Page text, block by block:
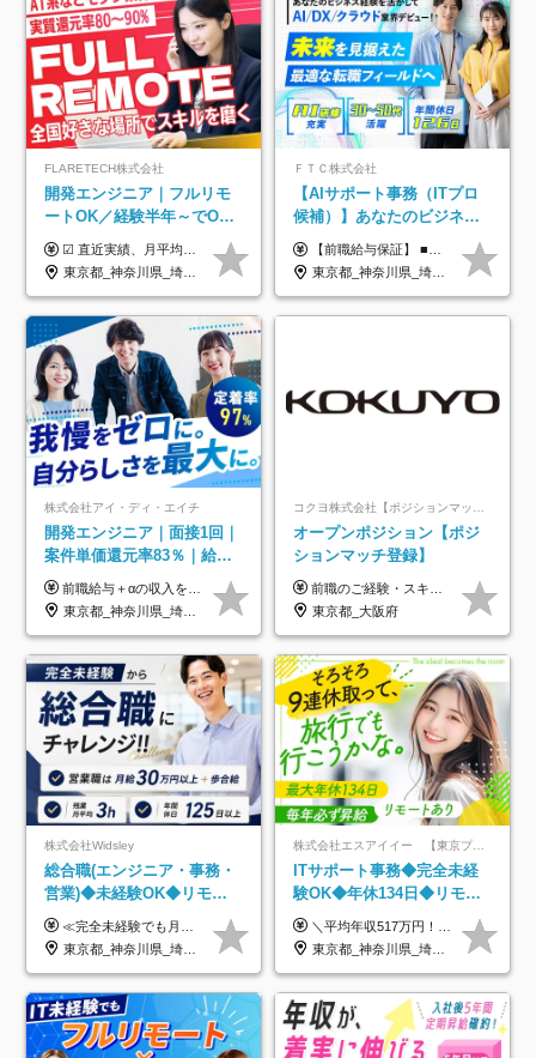
FLARETECH株式会社
開発エンジニア｜フルリモ
ートOK／経験半年～でOK
／実質還元率80～90%／前
給保証／AI系など最先端案
件多数
☑︎ 直近実績、月平均17,000円の昇給 ☑︎ 前職給与100%保証 ☑︎ 実質還元率80～90% ☑︎ 待機時も給与は満額支給 月給35万円～70万円＋交通費など各種手当 ※想定年収：4,200,000円～10,560,000円 ※経験・能力等を考慮の上で決定します。 ※上記金額には、みなし残業手当（50時間分・104,000円～212,000円）を含みます。超過分は別途追加支給します。 ┗残業時間は月平均10時間、多い時でも20時間程度と安定しております ★単価連動型の給与体系ではないため、万が一待機になってもその間の給与は満額支給しています。 ＜1年間の昇給事例をご紹介！＞ ・20代/フロントエンドエンジニア：月給274,000円→月給362,000円（＋88,000円/月） ・20代/iOSエンジニア：月給237,000円→月給287,000円（＋50,000円/月） ・20代/Androidエンジニア：月給316,000円→月給374,000円（＋58,000円/月） ・30代/Javaエンジニア（上流）：月給340,000円→月給418,000円（＋78,000円/月） ・30代/PMO：月給340,000円→月給418,000円（＋78,000円/月）
東京都_神奈川県_埼玉県_千葉県_大阪府_愛知県_北海道_青森県_岩手県_宮城県_秋田県_山形県_福島県_茨城県_栃木県_群馬県_新潟県_山梨県_長野県_富山県_石川県_福井県_静岡県_岐阜県_三重県_兵庫県_京都府_滋賀県_奈良県_和歌山県_広島県_岡山県_鳥取県_島根県_山口県_徳島県_香川県_愛媛県_高知県_福岡県_熊本県_佐賀県_長崎県_大分県_宮崎県_鹿児島県_沖縄県
ＦＴＣ株式会社
【AIサポート事務（ITプロ
候補）】あなたのビジネス
経験をAI業界で活かす◆IT
未経験OK◆目指せるコンサ
ル
【前職給与保証】 ■未経験者： 月給30万円～35万円 ■ローキャリア（経験目安1年程度）： 月給35万円～40万円 ■経験者（経験目安3年以上）： 月給40万円～60万円 ■即戦力（経験目安5年以上）： 月給45万円～80万円 ※上記金額には固定残業代30時間分 【未経験者5万5000円～7万3000円、 ローキャリア6万4000円～7万3000円、 経験者5万8000円～10万9000円、 即戦力8万2000円～14万5000円】を含みます。 ※30時間を超える場合は追加で全額支給します。 ※経験・能力・前職給与などを総合的に評価したうえでご納得いただけるよう個別決定。 未経験者の場合、前職給与とポテンシャルを査定のうえ決定いたします。 ※日本国内でのIT業界経験、または同等の実務経験と能力に応じて決定します。 ※前職給与は日本円かつ、日本国内での実績に基づき評価します。 【納得の評価システム】 ★クォーター毎に査定する評価制度導入！ 明確な評価基準で翌年度年収を上げましょう！ ★評価対象期間に在籍中のほとんどの社員が昇給し 年収アップを実現しています！ ★様々なインセンティブ制度を用意し多角的に正当評価しています！ ※試用期間6カ月（期間中の待遇等に差異なし）
東京都_神奈川県_埼玉県_千葉県
株式会社アイ・ディ・エイチ
開発エンジニア｜面接1回｜
案件単価還元率83％｜給与
UP保証｜年休140日｜在宅
利用率9割｜独立支援・副業
制度
前職給与＋αの収入を保証 月給42万円～120万円＋各種手当＋賞与 給与基準が明確かつ高還元です。 一人ひとりが安定した環境のもと、長く活躍できる職場を目指しています。 ※平均年収650万円 ・還元率83％ ・各種手当について 職能手当／職務手当／資格手当／営業手当 など ※前職での経験・能力、給与などを考慮の上、当社規定により優遇いたします ※試用期間あり（3ヶ月／期間中の条件に変動はありません） ※上記金額には固定残業代（78,948円～225,564円/月30時間分）を含みます 超過分は別途全額支給いたします ・年収UPを保証 過去には転職時に〈年収200万円UP〉したエンジニアも在籍しています。入社時だけでなく、入社後も安心の給与水準で働ける環境です。キャリアや技術力が正当に評価されていないと感じていたら、一度面接でお話ししましょう！ 当社では管理職の人数は最低限にし、無駄な管理をしません。その費用削減分を社員の給与に還元しています！
東京都_神奈川県_埼玉県_千葉県_大阪府_愛知県_北海道_青森県_岩手県_宮城県_秋田県_山形県_福島県_茨城県_栃木県_群馬県_新潟県_山梨県_長野県_富山県_石川県_福井県_静岡県_岐阜県_三重県_兵庫県_京都府_滋賀県_奈良県_和歌山県_広島県_岡山県_鳥取県_島根県_山口県_徳島県_香川県_愛媛県_高知県_福岡県_熊本県_佐賀県_長崎県_大分県_宮崎県_鹿児島県_沖縄県
オープンポジション【ポジ
ションマッチ登録】
前職のご経験・スキル等を考慮して決定します。
東京都_大阪府
株式会社Widsley
総合職(エンジニア・事務・
営業)◆未経験OK◆リモー
トあり◆残業月3h◆服装髪
型自由
≪完全未経験でも月給40万円以上も可能です！≫ -------------- 【1】ITエンジニア 月給26万円～50万円＋プロジェクト手当＋資格手当 【2】IT事務、営業事務 月給26万円～50万円＋プロジェクト手当＋資格手当 ≪【1】【2】共通≫ ★上記給与には固定残業代20時間分(月3万719円～)を含みます。残業が超過した場合は、追加支給します(残業は月平均3時間とほぼ発生しません。残業がなくても、固定残業代は支給されます) ★試用期間6ヵ月あり（期間中は月給23万1000円～。固定残業代20時間分3万719円～を含む／超過分は別途支給） -------------- 【3】SES営業、SaaS営業 月給30万円以上＋インセンティブ＋各種手当 ★上記給与には固定残業代45時間分(月7万6967円～)を含みます。残業が超過した場合は、追加支給します(残業は月平均3時間とほぼ発生しません。残業がなくても、固定残業代は支給されます) ★試用期間6ヵ月あり(期間中も給与や福利厚生は同じです)
東京都_神奈川県_埼玉県_千葉県_大阪府_愛知県_北海道_青森県_岩手県_宮城県_秋田県_山形県_福島県_茨城県_栃木県_群馬県_新潟県_山梨県_長野県_富山県_石川県_福井県_静岡県_岐阜県_三重県_兵庫県_京都府_滋賀県_奈良県_和歌山県_広島県_岡山県_鳥取県_島根県_山口県_徳島県_香川県_愛媛県_高知県_福岡県_熊本県_佐賀県_長崎県_大分県_宮崎県_鹿児島県_沖縄県
株式会社エスアイイー 【東京プロマーケット上場】
ITサポート事務◆完全未経
験OK◆年休134日◆リモー
トOK◆残業月7h以下◆賞与
年3回◆5年目まで必ず昇給
＼平均年収517万円！入社5年目まで毎年必ず昇給／ ■賞与年3回 ■年収800万円以上も可 ■入社3年以上の平均年収469.2万円 月給23万2000円以上＋賞与年3回＋各種手当 ☆入社5年目まで最大1万5000円の定期昇給を確約 ┃各種手当充実 ・規定の資格を取得すれば、2000円～5万円を毎月支給（2万4000円～60万円／年） ・研修中に取得した取得率95％の資格でも研修後の給料UP ※月給は年齢・経験・能力を考慮して、優遇いたします ※上記月給金額は固定残業代（20時間/3万1300円円以上）を含み、超過分は別途支給いたします ※試用期間（6ヶ月）は月給に変動はありますが、その他待遇に差異はありません ├入社後1ヶ月～3ヶ月間は、月給20万1900円となります └上記金額は固定残業代（10時間／1万6000円）を含み、超過分は別途支給いたします
東京都_神奈川県_埼玉県_千葉県_大阪府_愛知県_北海道_青森県_岩手県_宮城県_秋田県_山形県_福島県_茨城県_栃木県_群馬県_新潟県_山梨県_長野県_富山県_石川県_福井県_静岡県_岐阜県_三重県_兵庫県_京都府_滋賀県_奈良県_和歌山県_広島県_岡山県_鳥取県_島根県_山口県_徳島県_香川県_愛媛県_高知県_福岡県_熊本県_佐賀県_長崎県_大分県_宮崎県_鹿児島県_沖縄県